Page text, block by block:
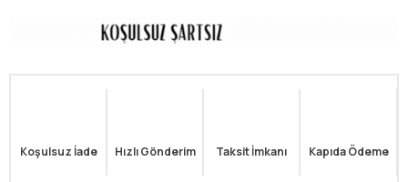
Koşulsuz İade Hızlı Gönderim Taksit İmkanı Kapıda Ödeme